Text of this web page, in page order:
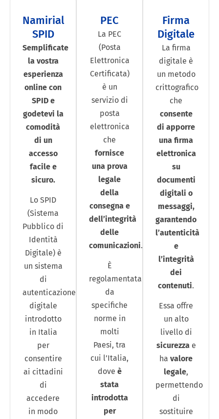
Namirial
SPID
Semplificate
la vostra
esperienza
online con
SPID e
godetevi la
comodità
di un
accesso
facile e
sicuro.
Lo SPID
(Sistema
Pubblico di
Identità
Digitale) è
un sistema
di
autenticazione
digitale
introdotto
in Italia
per
consentire
ai cittadini
di
accedere
in modo
PEC
La PEC
(Posta
Elettronica
Certificata)
è un
servizio di
posta
elettronica
che
fornisce
una prova
legale
della
consegna e
dell’integrità
delle
comunicazioni.
È
regolamentata
da
specifiche
norme in
molti
Paesi, tra
cui l’Italia,
dove è
stata
introdotta
per
Firma
Digitale
La firma
digitale è
un metodo
crittografico
che
consente
di apporre
una firma
elettronica
su
documenti
digitali o
messaggi,
garantendo
l’autenticità
e
l’integrità
dei
contenuti.
Essa offre
un alto
livello di
sicurezzae
ha valore
legale,
permettendo
di
sostituire